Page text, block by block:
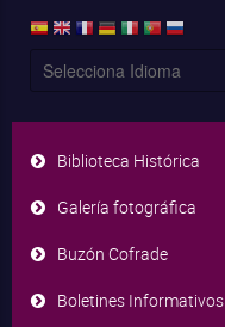
Biblioteca Histórica
Galería fotográfica
Buzón Cofrade
Boletines Informativos